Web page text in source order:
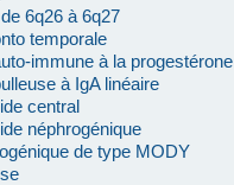
6q26 à 6q27
temporale
immune à la progestérone
à IgA linéaire
central
néphrogénique
de type MODY